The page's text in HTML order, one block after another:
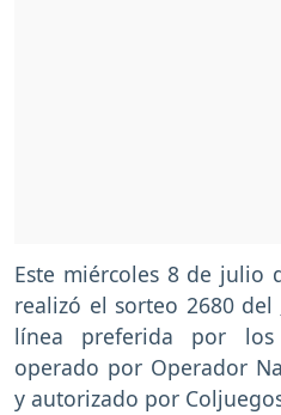
Este miércoles 8 de julio
realizó el sorteo 2680 del
línea preferida por
operado por Operador
y autorizado por